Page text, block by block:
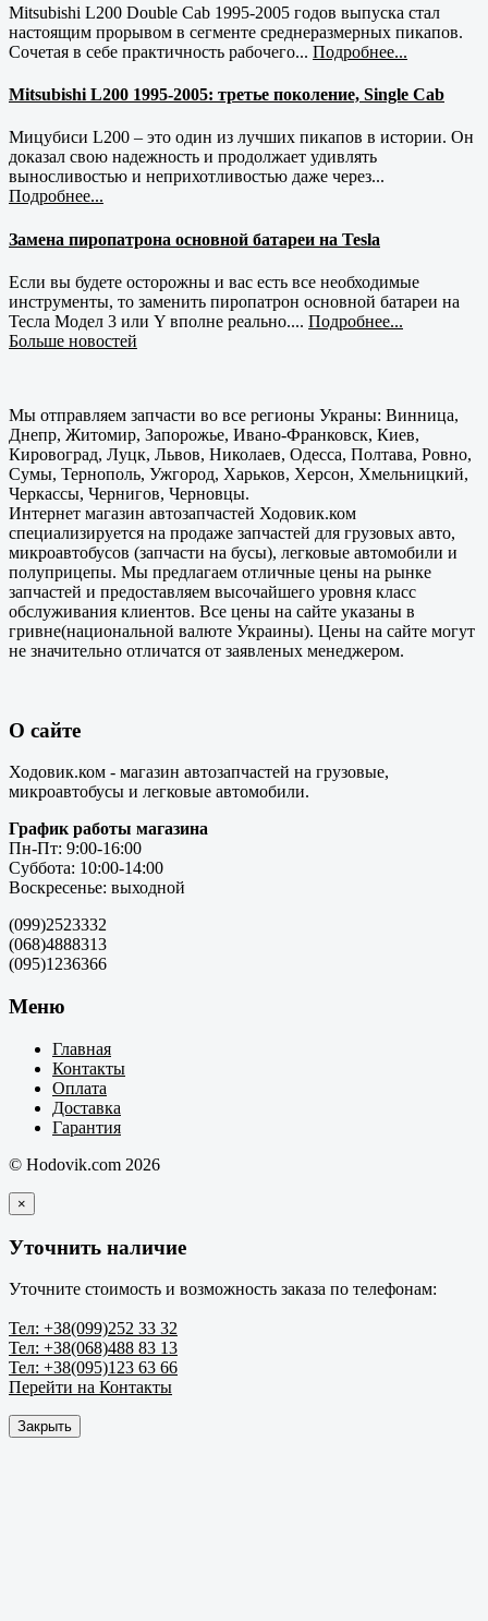
Mitsubishi L200 Double Cab 1995-2005 годов выпуска стал
настоящим прорывом в сегменте среднеразмерных пикапов.
Сочетая в себе практичность рабочего... Подробнее...
Mitsubishi L200 1995-2005: третье поколение, Single Cab
Мицубиси L200 – это один из лучших пикапов в истории. Он
доказал свою надежность и продолжает удивлять
выносливостью и неприхотливостью даже через...
Подробнее...
Замена пиропатрона основной батареи на Tesla
Если вы будете осторожны и вас есть все необходимые
инструменты, то заменить пиропатрон основной батареи на
Тесла Модел 3 или Y вполне реально.... Подробнее...
Больше новостей
Мы отправляем запчасти во все регионы Украны: Винница,
Днепр, Житомир, Запорожье, Ивано-Франковск, Киев,
Кировоград, Луцк, Львов, Николаев, Одесса, Полтава, Ровно,
Сумы, Тернополь, Ужгород, Харьков, Херсон, Хмельницкий,
Черкассы, Чернигов, Черновцы.
Интернет магазин автозапчастей Ходовик.ком
специализируется на продаже запчастей для грузовых авто,
микроавтобусов (запчасти на бусы), легковые автомобили и
полуприцепы. Мы предлагаем отличные цены на рынке
запчастей и предоставляем высочайшего уровня класс
обслуживания клиентов. Все цены на сайте указаны в
гривне(национальной валюте Украины). Цены на сайте могут
не значительно отличатся от заявленых менеджером.
О сайте
Ходовик.ком - магазин автозапчастей на грузовые,
микроавтобусы и легковые автомобили.
График работы магазина
Пн-Пт: 9:00-16:00
Суббота: 10:00-14:00
Воскресенье: выходной
(099)2523332
(068)4888313
(095)1236366
Меню
Главная
Контакты
Оплата
Доставка
Гарантия
© Hodovik.com 2026
×
Уточнить наличие
Уточните стоимость и возможность заказа по телефонам:
Тел: +38(099)252 33 32
Тел: +38(068)488 83 13
Тел: +38(095)123 63 66
Перейти на Контакты
Закрыть